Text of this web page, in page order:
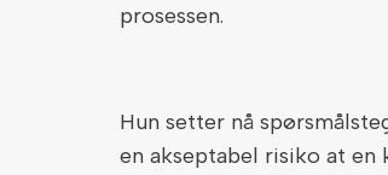
prosessen.
Hun setter nå
en akseptabel risiko at en